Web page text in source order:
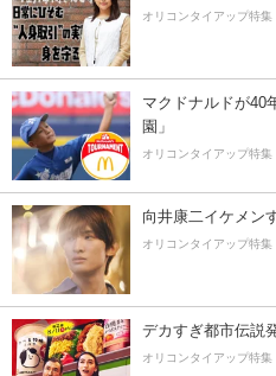
オリコンタイアップ特集
マクドナルドが40
園」
オリコンタイアップ特集
向井康二イケメン
オリコンタイアップ特集
デカすぎ都市伝説
オリコンタイアップ特集